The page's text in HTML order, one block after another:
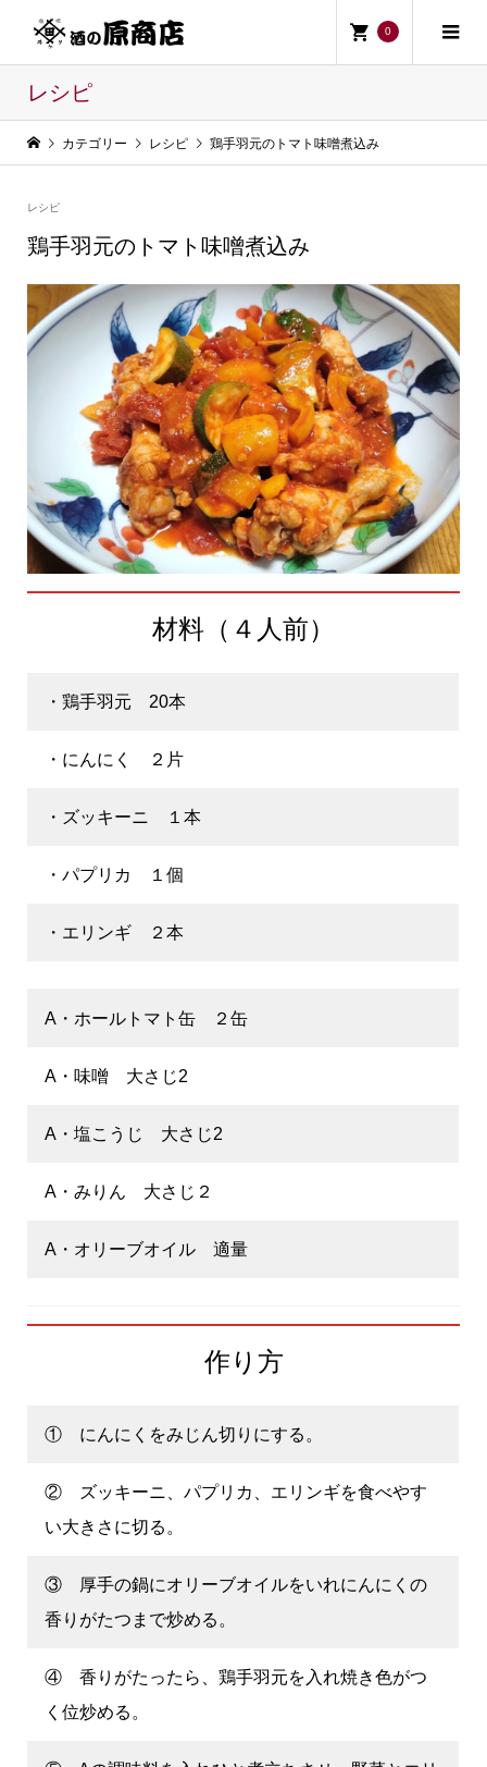
0
レシピ
カテゴリー レシピ 鶏手羽元のトマト味噌煮込み
レシピ
鶏手羽元のトマト味噌煮込み
材料（４人前）
・鶏手羽元 20本
・にんにく ２片
・ズッキーニ １本
・パプリカ １個
・エリンギ ２本
A・ホールトマト缶 ２缶
A・味噌 大さじ2
A・塩こうじ 大さじ2
A・みりん 大さじ２
A・オリーブオイル 適量
作り方
① にんにくをみじん切りにする。
② ズッキーニ、パプリカ、エリンギを食べやす
い大きさに切る。
③ 厚手の鍋にオリーブオイルをいれにんにくの
香りがたつまで炒める。
④ 香りがたったら、鶏手羽元を入れ焼き色がつ
く位炒める。